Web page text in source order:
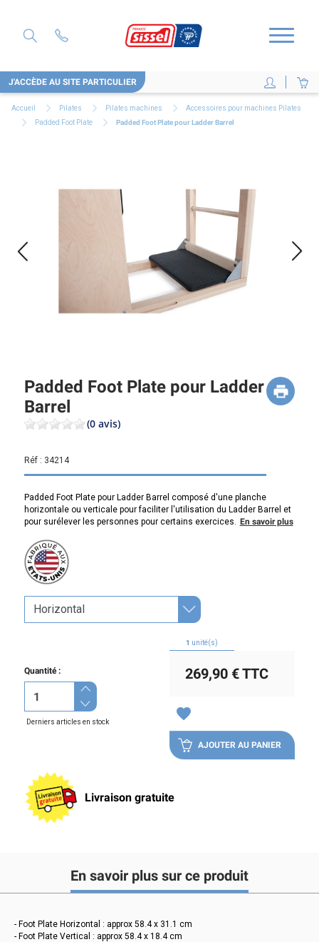
J'ACCÈDE AU SITE PARTICULIER
Accueil Pilates Pilates machines
Accessoires pour machines Pilates
Padded Foot Plate
Padded Foot Plate pour Ladder Barrel
Padded Foot Plate pour Ladder
Barrel
(0 avis)
Réf : 34214
Padded Foot Plate pour Ladder Barrel composé d'une planche
horizontale ou verticale pour faciliter l'utilisation du Ladder Barrel et
pour surélever les personnes pour certains exercices. En savoir plus
Quantité :
Derniers articles en stock
1 unité(s)
269,90 €TTC
favorite
AJOUTER AU PANIER
Livraison gratuite
En savoir plus sur ce produit
- Foot Plate Horizontal : approx 58.4 x 31.1 cm
- Foot Plate Vertical : approx 58.4 x 18.4 cm